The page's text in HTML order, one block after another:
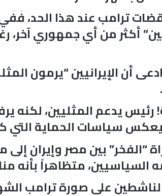
أن الإيرانيين “يرمون
رئيس يدعم المثليين، لكنه
سياسات الحماية التي
“الفخر” بين مصر وإيران
السياسيين، متظاهراً بأنه
على صورة ترامب